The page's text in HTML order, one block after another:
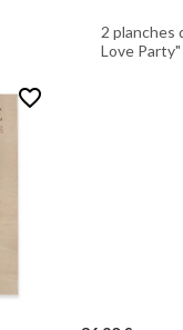
2 planches
Love Party"
favorite_border